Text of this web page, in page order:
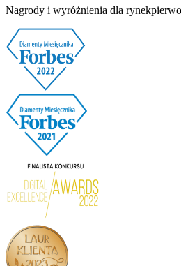
Nagrody i wyróżnienia dla